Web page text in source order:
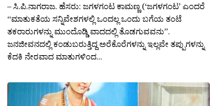
– ಸಿ.ಪಿ.ನಾಗರಾಜ. ಹೆಸರು: ಜಗಳಗಂಟ ಕಾಮಣ್ಣ (‘ಜಗಳಗಂಟ’ ಎಂದರೆ
“ಮಾತುಕತೆಯ ಸನ್ನಿವೇಶಗಳಲ್ಲಿ ಒಂದಲ್ಲ ಒಂದು ಬಗೆಯ ತಂಟೆ
ತಕರಾರುಗಳನ್ನು ಮುಂದೊಡ್ಡಿ ವಾದದಲ್ಲಿ ತೊಡಗುವವನು”.
ಜನಜೀವನದಲ್ಲಿ ಕಂಡುಬರುತ್ತಿದ್ದ ಅರೆಕೊರೆಗಳನ್ನು ಇಲ್ಲವೇ ತಪ್ಪುಗಳನ್ನು
ಕೆದಕಿ ನೇರವಾದ ಮಾತುಗಳಿಂದ...